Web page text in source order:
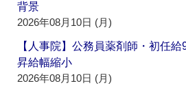
背景
2026年08月10日 (月)
【人事院】公務員薬剤師・初任
昇給幅縮小
2026年08月10日 (月)